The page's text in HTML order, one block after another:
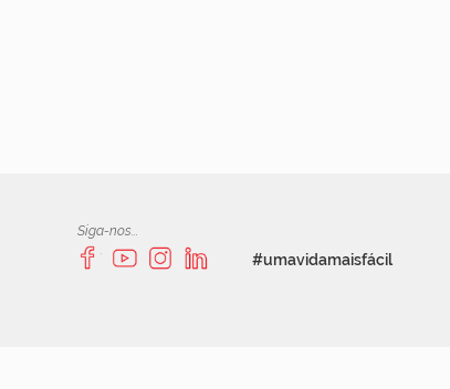
Siga-nos...
#umavidamaisfácil